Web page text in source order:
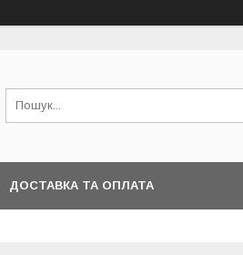
ДОСТАВКА ТА ОПЛАТА